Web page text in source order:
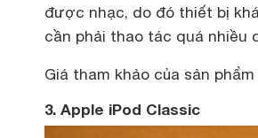
được nhạc, do đó thiết bị
cần phải thao tác quá nhiều
Giá tham khảo của sản phẩm
3. Apple iPod Classic